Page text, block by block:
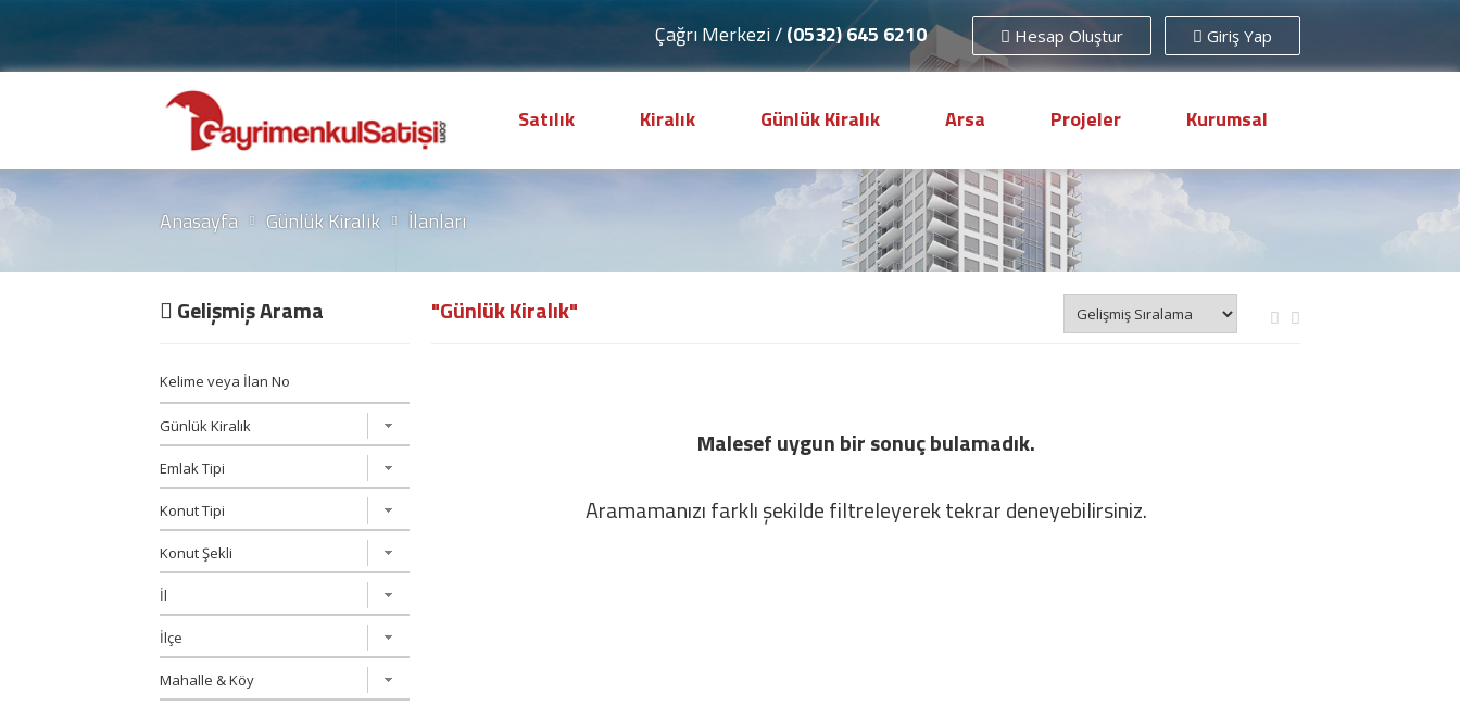
Giriş Yap
Hesap Oluştur
Çağrı Merkezi /(0532) 645 6210
Satılık Kiralık Günlük Kiralık Arsa Projeler Kurumsal
Anasayfa Günlük Kiralık İlanları
"Günlük Kiralık"
Malesef uygun bir sonuç bulamadık.
Aramamanızı farklı şekilde filtreleyerek tekrar deneyebilirsiniz.
Gelişmiş Arama